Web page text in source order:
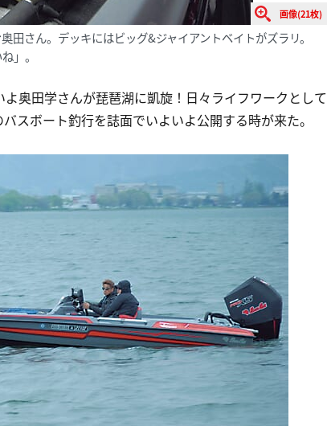
画像(21枚)
さん。デッキにはビッグ&ジャイアントベイトがズラリ。
」。
奥田学さんが琵琶湖に凱旋！日々ライフワークとして
スボート釣行を誌面でいよいよ公開する時が来た。